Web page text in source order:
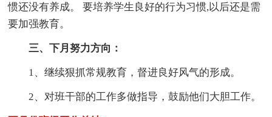
惯还没有养成。 要培养学生良好的行为习惯,以后还是需
要加强教育。
三、下月努力方向：
1、继续狠抓常规教育，督进良好风气的形成。
2、对班干部的工作多做指导，鼓励他们大胆工作。